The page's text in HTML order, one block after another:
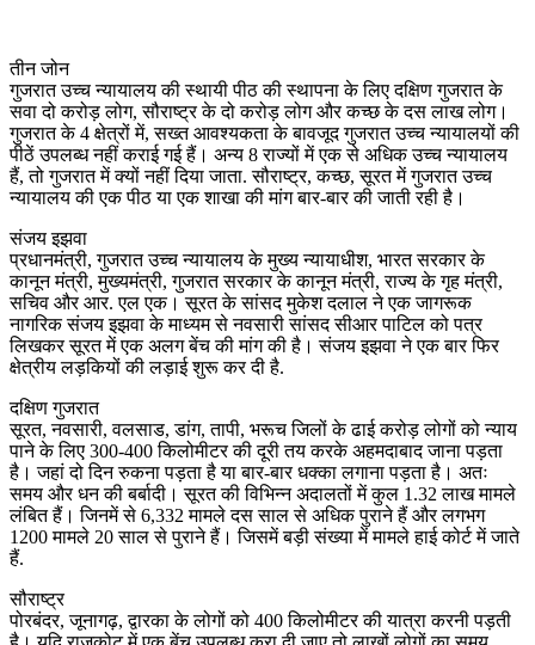
तीन जोन
गुजरात उच्च न्यायालय की स्थायी पीठ की स्थापना के लिए दक्षिण गुजरात के
सवा दो करोड़ लोग, सौराष्ट्र के दो करोड़ लोग और कच्छ के दस लाख लोग।
गुजरात के 4 क्षेत्रों में, सख्त आवश्यकता के बावजूद गुजरात उच्च न्यायालयों की
पीठें उपलब्ध नहीं कराई गई हैं। अन्य 8 राज्यों में एक से अधिक उच्च न्यायालय
हैं, तो गुजरात में क्यों नहीं दिया जाता. सौराष्ट्र, कच्छ, सूरत में गुजरात उच्च
न्यायालय की एक पीठ या एक शाखा की मांग बार-बार की जाती रही है।
संजय इझवा
प्रधानमंत्री, गुजरात उच्च न्यायालय के मुख्य न्यायाधीश, भारत सरकार के
कानून मंत्री, मुख्यमंत्री, गुजरात सरकार के कानून मंत्री, राज्य के गृह मंत्री,
सचिव और आर. एल एक। सूरत के सांसद मुकेश दलाल ने एक जागरूक
नागरिक संजय इझवा के माध्यम से नवसारी सांसद सीआर पाटिल को पत्र
लिखकर सूरत में एक अलग बेंच की मांग की है। संजय इझवा ने एक बार फिर
क्षेत्रीय लड़कियों की लड़ाई शुरू कर दी है.
दक्षिण गुजरात
सूरत, नवसारी, वलसाड, डांग, तापी, भरूच जिलों के ढाई करोड़ लोगों को न्याय
पाने के लिए 300-400 किलोमीटर की दूरी तय करके अहमदाबाद जाना पड़ता
है। जहां दो दिन रुकना पड़ता है या बार-बार धक्का लगाना पड़ता है। अतः
समय और धन की बर्बादी। सूरत की विभिन्न अदालतों में कुल 1.32 लाख मामले
लंबित हैं। जिनमें से 6,332 मामले दस साल से अधिक पुराने हैं और लगभग
1200 मामले 20 साल से पुराने हैं। जिसमें बड़ी संख्या में मामले हाई कोर्ट में जाते
हैं.
सौराष्ट्र
पोरबंदर, जूनागढ़, द्वारका के लोगों को 400 किलोमीटर की यात्रा करनी पड़ती